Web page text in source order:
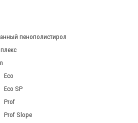
пенополистирол
Eco
Eco SP
Prof
Prof Slope